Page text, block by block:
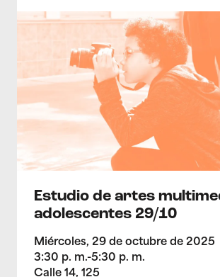
>Estudio de artes multimedia para
Estudio de artes
adolescentes 29/10
Miércoles, 29 de octubre de 2025
3:30 p. m.-5:30 p. m.
Calle 14, 125